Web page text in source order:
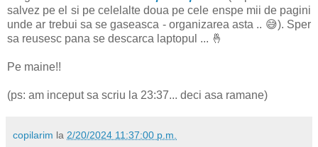
salvez pe el si pe celelalte doua pe cele enspe mii de pagini
unde ar trebui sa se gaseasca - organizarea asta .. 😅). Sper
sa reusesc pana se descarca laptopul ... 🤞
Pe maine!!
(ps: am inceput sa scriu la 23:37... deci asa ramane)
copilarim la 2/20/2024 11:37:00 p.m.